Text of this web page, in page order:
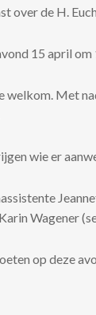
over de H.
15 april
welkom. Met
wie er
Wagener
op deze